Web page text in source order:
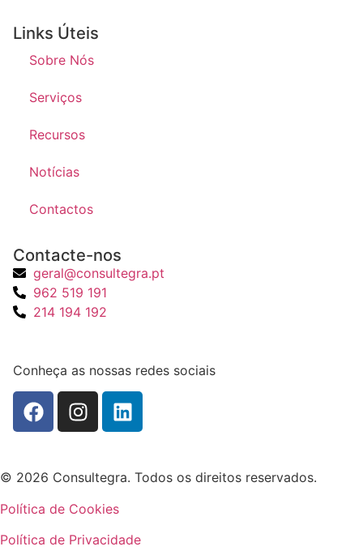
Links Úteis
Sobre Nós
Serviços
Recursos
Notícias
Contactos
Contacte-nos
geral@consultegra.pt
962 519 191
214 194 192
Conheça as nossas redes sociais
© 2026 Consultegra. Todos os direitos reservados.
Política de Cookies
Política de Privacidade